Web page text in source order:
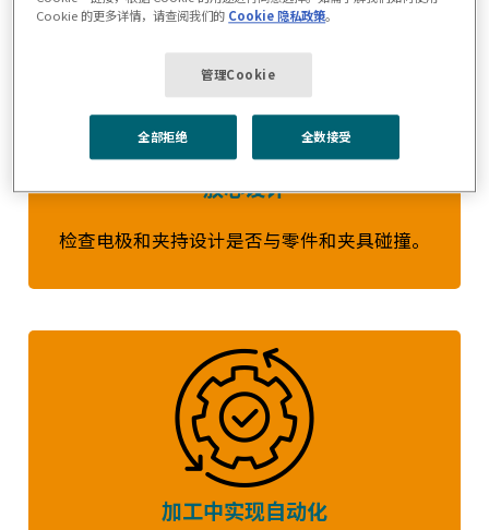
放心设计
检查电极和夹持设计是否与零件和夹具碰撞。
加工中实现自动化
Cookie 的更多详情，请查阅我们的 Cookie 隐私政策。
管理Cookie
全部拒绝 全数接受